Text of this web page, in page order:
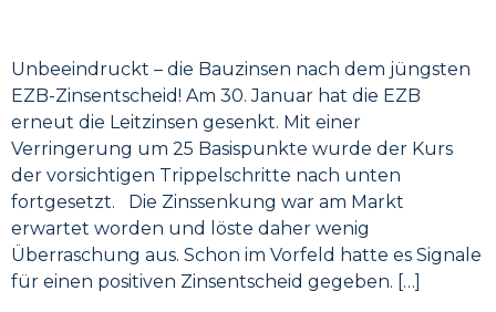
Unbeeindruckt – die Bauzinsen nach dem jüngsten
EZB-Zinsentscheid! Am 30. Januar hat die EZB
erneut die Leitzinsen gesenkt. Mit einer
Verringerung um 25 Basispunkte wurde der Kurs
der vorsichtigen Trippelschritte nach unten
fortgesetzt. Die Zinssenkung war am Markt
erwartet worden und löste daher wenig
Überraschung aus. Schon im Vorfeld hatte es Signale
für einen positiven Zinsentscheid gegeben. […]